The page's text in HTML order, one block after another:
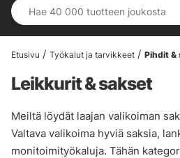
Etusivu Työkalut ja tarvikkeet Pihdit &
Leikkurit & sakset
Meiltä löydät laajan valikoiman
Valtava valikoima hyviä saksia,
monitoimityökaluja. Tähän